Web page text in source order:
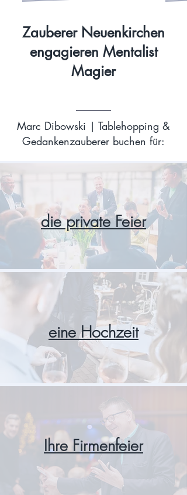
Zauberer Neuenkirchen
engagieren Mentalist
Magier
Marc Dibowski | Tablehopping &
Gedankenzauberer buchen für:
die private Feier
eine Hochzeit
Ihre Firmenfeier